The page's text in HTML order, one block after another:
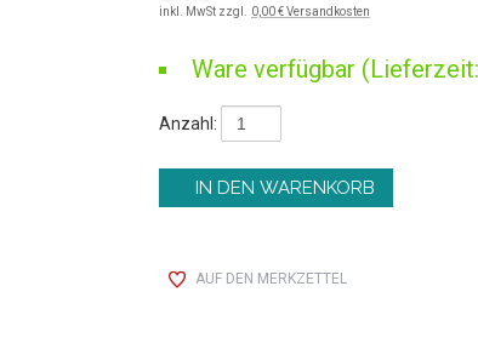
inkl. MwSt zzgl. 0,00 € Versandkosten
Ware verfügbar
Anzahl:
AUF DEN MERKZETTEL